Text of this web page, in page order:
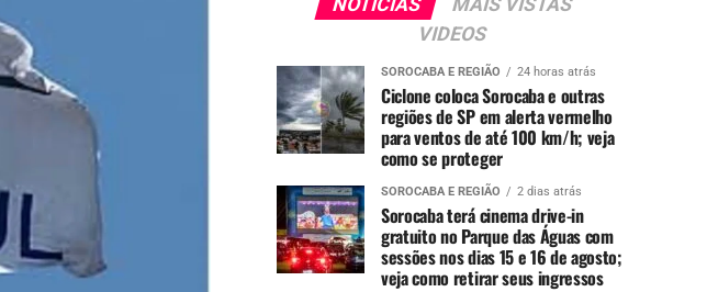
NOTÍCIAS
MAIS VISTAS
VIDEOS
SOROCABA E REGIÃO 24 horas atrás
Ciclone coloca Sorocaba e outras
regiões de SP em alerta vermelho
para ventos de até 100 km/h; veja
como se proteger
SOROCABA E REGIÃO 2 dias atrás
Sorocaba terá cinema drive-in
gratuito no Parque das Águas com
sessões nos dias 15 e 16 de agosto;
veja como retirar seus ingressos